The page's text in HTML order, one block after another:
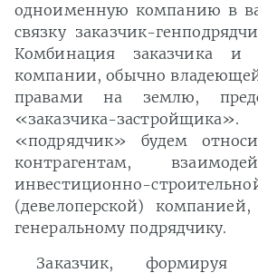
одноименную компанию в
связку заказчик-
Комбинация заказчика и
компании, обычно
правами на землю,
«заказчика-
«подрядчик» будем
контрагентам,
инвестиционно-
(девелоперской)
генеральному подрядчику.
Заказчик,